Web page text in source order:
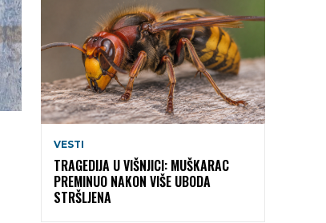
VESTI
TRAGEDIJA U VIŠNJICI: MUŠKARAC
PREMINUO NAKON VIŠE UBODA
STRŠLJENA